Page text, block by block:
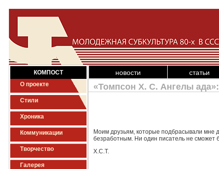
КОМПОСТ
О проекте
Стили
Хроника
Коммуникации
Творчество
Галерея
новости статьи
«Томпсон Х. С. Ангелы ада»:
Моим друзьям, которые подбрасывали мне
безработным. Ни один писатель не сможет
Х.С.Т.